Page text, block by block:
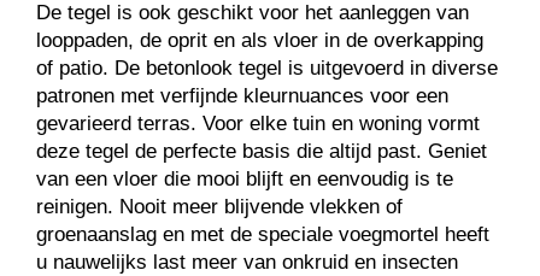
De tegel is ook geschikt voor het aanleggen van
looppaden, de oprit en als vloer in de overkapping
of patio. De betonlook tegel is uitgevoerd in diverse
patronen met verfijnde kleurnuances voor een
gevarieerd terras. Voor elke tuin en woning vormt
deze tegel de perfecte basis die altijd past. Geniet
van een vloer die mooi blijft en eenvoudig is te
reinigen. Nooit meer blijvende vlekken of
groenaanslag en met de speciale voegmortel heeft
u nauwelijks last meer van onkruid en insecten